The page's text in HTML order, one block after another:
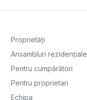
Proprietăți
Ansambluri rezidențiale
Pentru cumpărători
Pentru proprietari
Echipa